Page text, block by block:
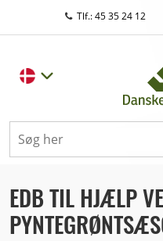
Tlf.: 45 35 24 12
EDB TIL HJÆLP